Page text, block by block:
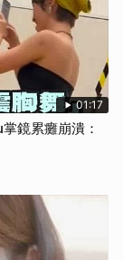
01:17
鏡累癱崩潰：